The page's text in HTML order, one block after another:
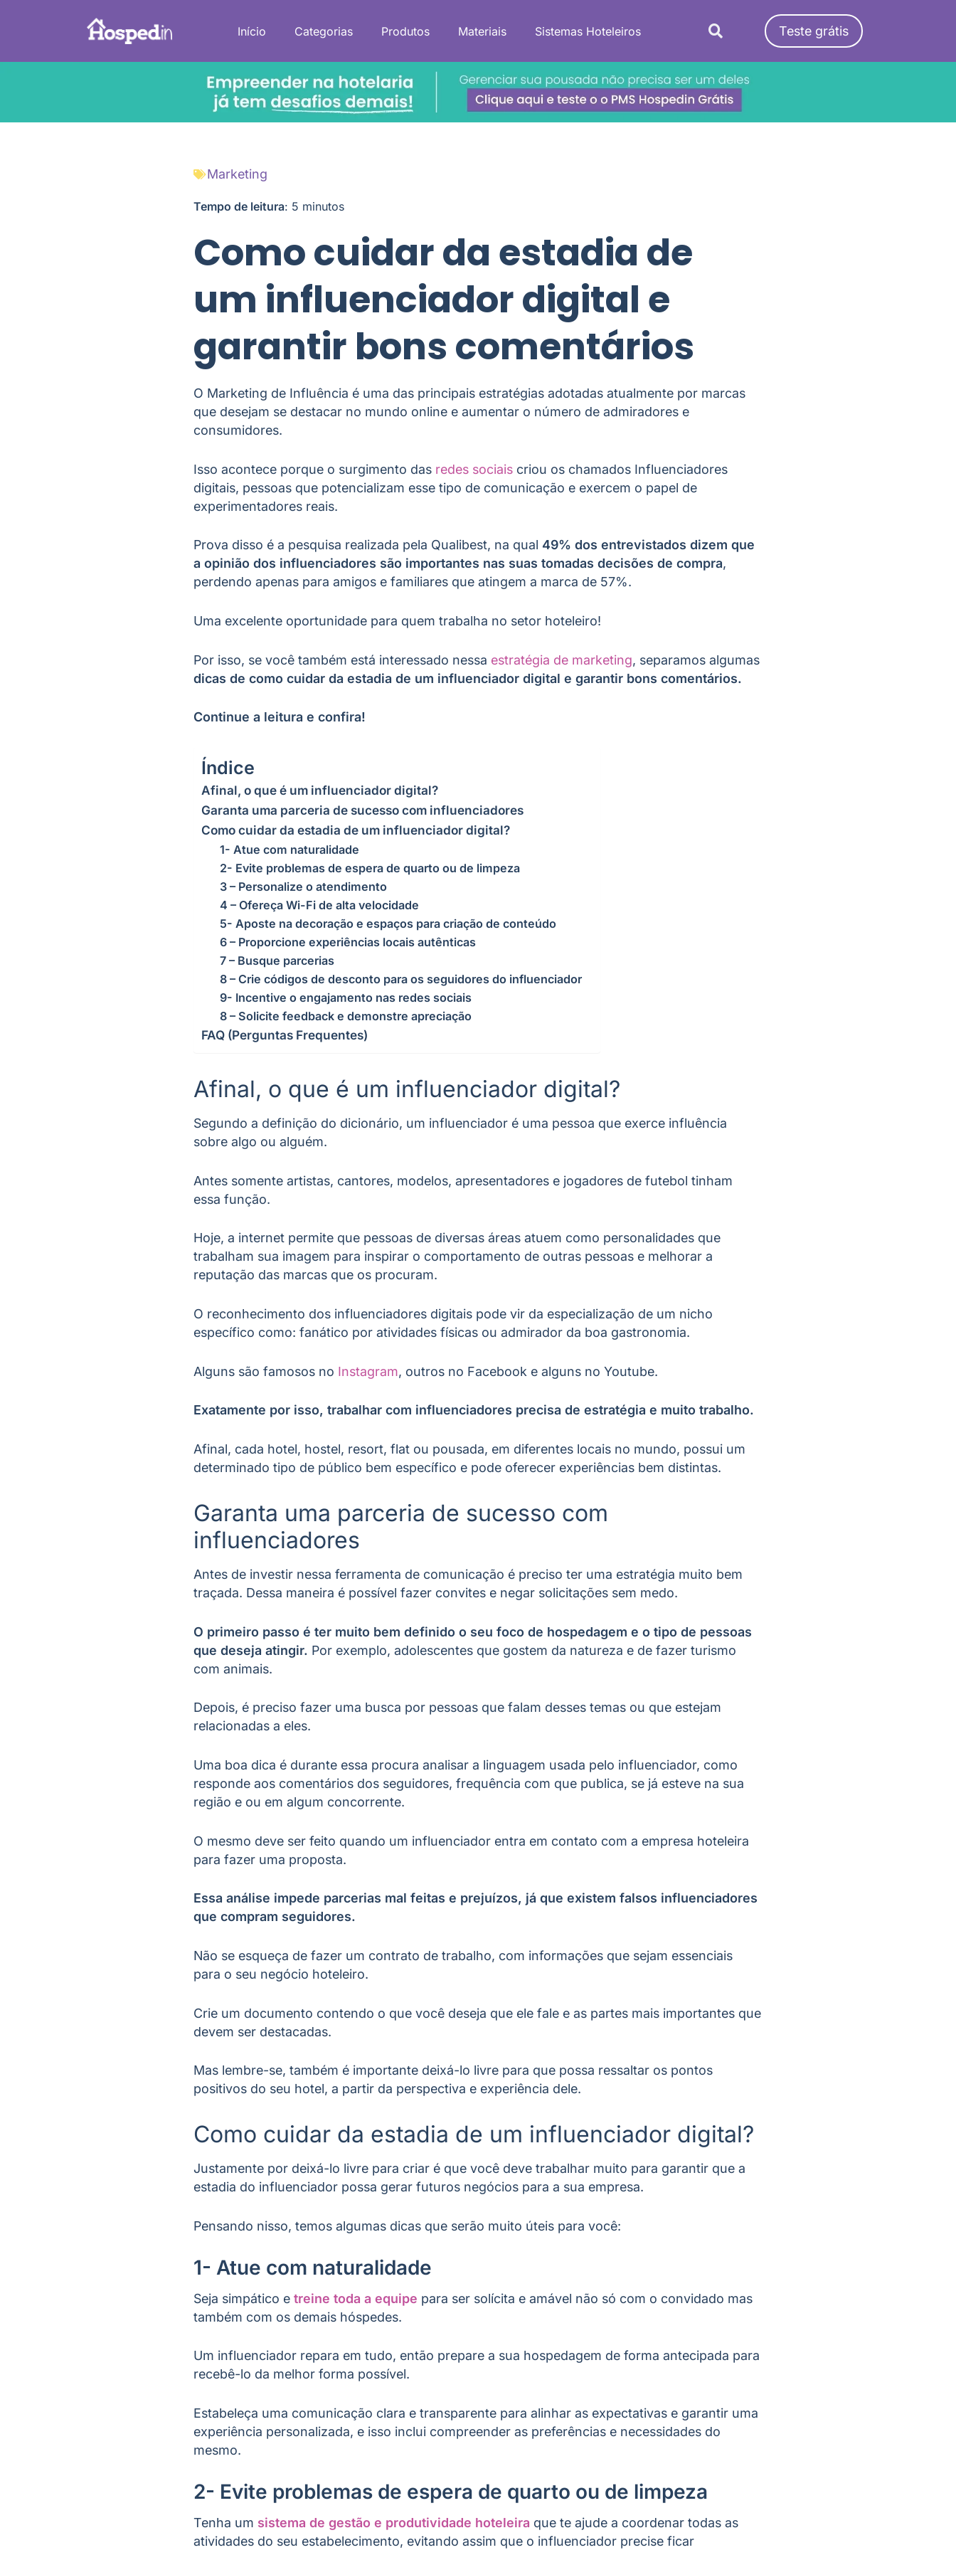
Início Categorias Produtos Materiais Sistemas Hoteleiros Teste grátis
Marketing
Tempo de leitura: 5 minutos
Como cuidar da estadia de
um influenciador digital e
garantir bons comentários
O Marketing de Influência é uma das principais estratégias adotadas atualmente por marcas
que desejam se destacar no mundo online e aumentar o número de admiradores e
consumidores.
Isso acontece porque o surgimento das redes sociais criou os chamados Influenciadores
digitais, pessoas que potencializam esse tipo de comunicação e exercem o papel de
experimentadores reais.
Prova disso é a pesquisa realizada pela Qualibest, na qual 49% dos entrevistados dizem que
a opinião dos influenciadores são importantes nas suas tomadas decisões de compra,
perdendo apenas para amigos e familiares que atingem a marca de 57%.
Uma excelente oportunidade para quem trabalha no setor hoteleiro!
Por isso, se você também está interessado nessa estratégia de marketing, separamos algumas
dicas de como cuidar da estadia de um influenciador digital e garantir bons comentários.
Continue a leitura e confira!
Índice
Afinal, o que é um influenciador digital?
Garanta uma parceria de sucesso com influenciadores
Como cuidar da estadia de um influenciador digital?
1- Atue com naturalidade
2- Evite problemas de espera de quarto ou de limpeza
3 – Personalize o atendimento
4 – Ofereça Wi-Fi de alta velocidade
5- Aposte na decoração e espaços para criação de conteúdo
6 – Proporcione experiências locais autênticas
7 – Busque parcerias
8 – Crie códigos de desconto para os seguidores do influenciador
9- Incentive o engajamento nas redes sociais
8 – Solicite feedback e demonstre apreciação
FAQ (Perguntas Frequentes)
Afinal, o que é um influenciador digital?
Segundo a definição do dicionário, um influenciador é uma pessoa que exerce influência
sobre algo ou alguém.
Antes somente artistas, cantores, modelos, apresentadores e jogadores de futebol tinham
essa função.
Hoje, a internet permite que pessoas de diversas áreas atuem como personalidades que
trabalham sua imagem para inspirar o comportamento de outras pessoas e melhorar a
reputação das marcas que os procuram.
O reconhecimento dos influenciadores digitais pode vir da especialização de um nicho
específico como: fanático por atividades físicas ou admirador da boa gastronomia.
Alguns são famosos no Instagram, outros no Facebook e alguns no Youtube.
Exatamente por isso, trabalhar com influenciadores precisa de estratégia e muito trabalho.
Afinal, cada hotel, hostel, resort, flat ou pousada, em diferentes locais no mundo, possui um
determinado tipo de público bem específico e pode oferecer experiências bem distintas.
Garanta uma parceria de sucesso com
influenciadores
Antes de investir nessa ferramenta de comunicação é preciso ter uma estratégia muito bem
traçada. Dessa maneira é possível fazer convites e negar solicitações sem medo.
O primeiro passo é ter muito bem definido o seu foco de hospedagem e o tipo de pessoas
que deseja atingir. Por exemplo, adolescentes que gostem da natureza e de fazer turismo
com animais.
Depois, é preciso fazer uma busca por pessoas que falam desses temas ou que estejam
relacionadas a eles.
Uma boa dica é durante essa procura analisar a linguagem usada pelo influenciador, como
responde aos comentários dos seguidores, frequência com que publica, se já esteve na sua
região e ou em algum concorrente.
O mesmo deve ser feito quando um influenciador entra em contato com a empresa hoteleira
para fazer uma proposta.
Essa análise impede parcerias mal feitas e prejuízos, já que existem falsos influenciadores
que compram seguidores.
Não se esqueça de fazer um contrato de trabalho, com informações que sejam essenciais
para o seu negócio hoteleiro.
Crie um documento contendo o que você deseja que ele fale e as partes mais importantes que
devem ser destacadas.
Mas lembre-se, também é importante deixá-lo livre para que possa ressaltar os pontos
positivos do seu hotel, a partir da perspectiva e experiência dele.
Como cuidar da estadia de um influenciador digital?
Justamente por deixá-lo livre para criar é que você deve trabalhar muito para garantir que a
estadia do influenciador possa gerar futuros negócios para a sua empresa.
Pensando nisso, temos algumas dicas que serão muito úteis para você:
1- Atue com naturalidade
Seja simpático e treine toda a equipe para ser solícita e amável não só com o convidado mas
também com os demais hóspedes.
Um influenciador repara em tudo, então prepare a sua hospedagem de forma antecipada para
recebê-lo da melhor forma possível.
Estabeleça uma comunicação clara e transparente para alinhar as expectativas e garantir uma
experiência personalizada, e isso inclui compreender as preferências e necessidades do
mesmo.
2- Evite problemas de espera de quarto ou de limpeza
Tenha um sistema de gestão e produtividade hoteleira que te ajude a coordenar todas as
atividades do seu estabelecimento, evitando assim que o influenciador precise ficar